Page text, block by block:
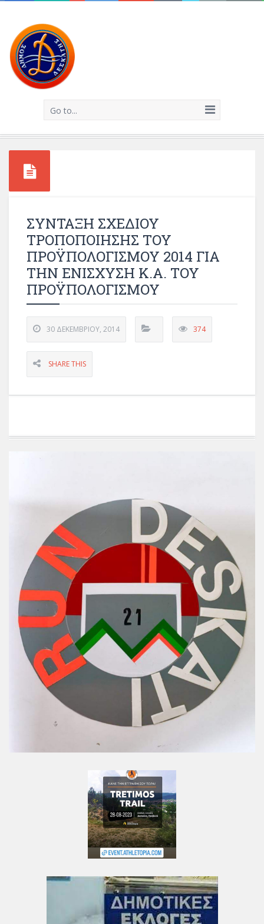
Go to...
ΣΥΝΤΑΞΗ ΣΧΕΔΙΟΥ
ΤΡΟΠΟΠΟΙΗΣΗΣ ΤΟΥ
ΠΡΟΫΠΟΛΟΓΙΣΜΟΥ 2014 ΓΙΑ
ΤΗΝ ΕΝΙΣΧΥΣΗ Κ.Α. ΤΟΥ
ΠΡΟΫΠΟΛΟΓΙΣΜΟΥ
30 ΔΕΚΕΜΒΡΊΟΥ, 2014 374
SHARE THIS